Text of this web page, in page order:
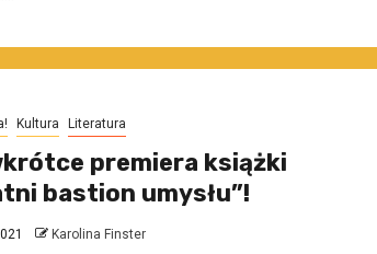
Kultura Literatura
premiera książki
bastion umysłu”!
Karolina Finster